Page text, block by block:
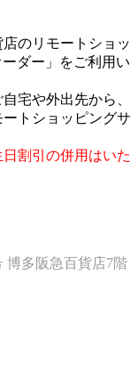
のリモートショッ
ダー」をご利用い
宅や外出先から、
トショッピングサ
割引の併用はいた
博多阪急百貨店7階